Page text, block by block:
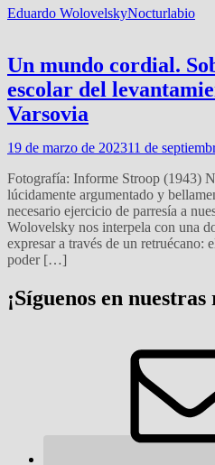
Eduardo WolovelskyNocturlabio
Un mundo cordial.
escolar del
Varsovia
19 de marzo de 202311 de
Fotografía: Informe Stroop (1943)
lúcidamente argumentado y
necesario ejercicio de parresía a
Wolovelsky nos interpela con una
expresar a través de un retruécano:
poder […]
¡Síguenos en nuestras